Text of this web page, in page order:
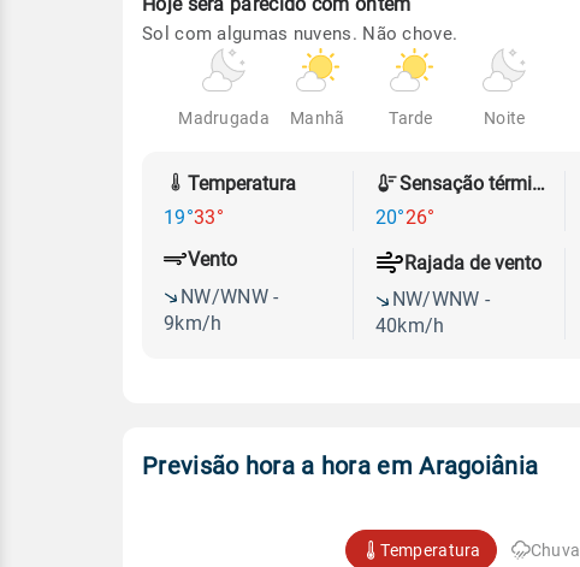
Sol com algumas nuvens. Não chove.
Madrugada Manhã Tarde Noite
Temperatura
19°33°
Sensação térmica
20°26°
Vento
NW/WNW -
9km/h
Rajada de vento
NW/WNW -
40km/h
Previsão hora a hora em Aragoiânia
Temperatura Chuva